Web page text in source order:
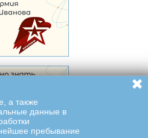
а также
данные в
пребывание
✖